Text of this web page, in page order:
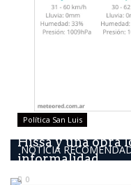
NOTICIA
Política San Luis
Hissa y una obra
informalidad...
0